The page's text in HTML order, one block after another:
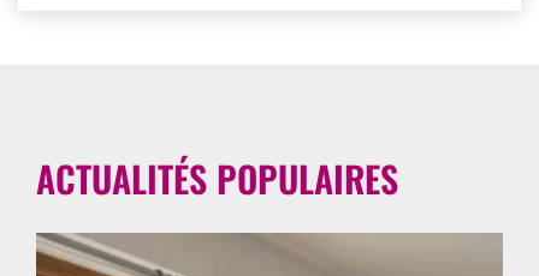
ACTUALITÉS POPULAIRES